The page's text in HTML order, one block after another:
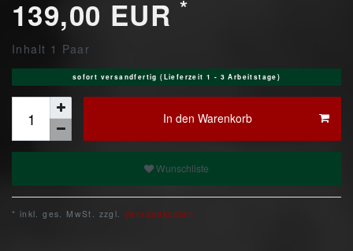
139,00 EUR*
Inhalt 1 Paar
sofort versandfertig (Lieferzeit 1 - 3 Arbeitstage)
In den Warenkorb
Wunschliste
* inkl. ges. MwSt. zzgl. Versandkosten